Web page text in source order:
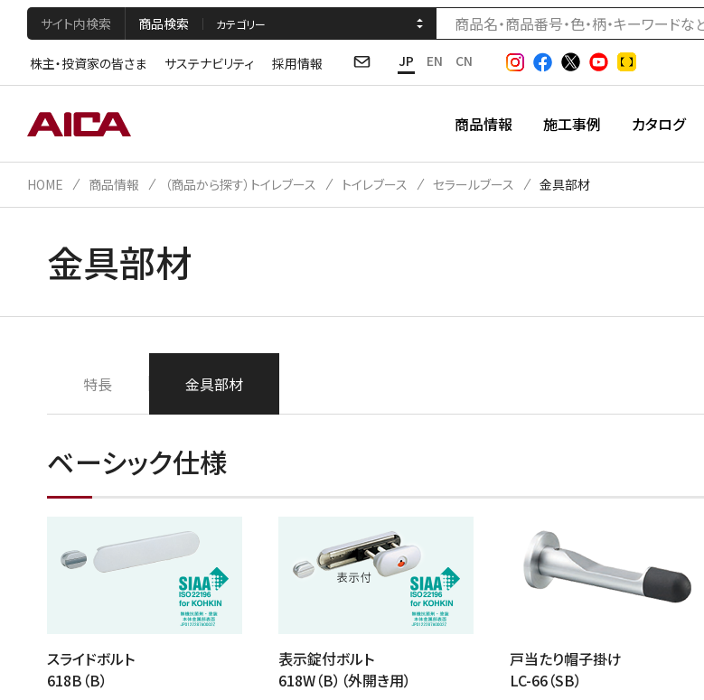
サイト内検索 商品検索
株主・投資家の皆さま サステナビリティ 採用情報 JP EN CN
商品情報 施工事例 カタログ
HOME 商品情報 （商品から探す）トイレブース トイレブース セラールブース 金具部材
金具部材
特長 金具部材
ベーシック仕様
スライドボルト
618B（B）
表示錠付ボルト
618W（B）（外開き用）
戸当たり帽子掛け
LC-66（SB）